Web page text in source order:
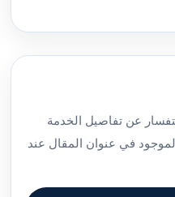
عن تفاصيل الخدمة
في عنوان المقال عند